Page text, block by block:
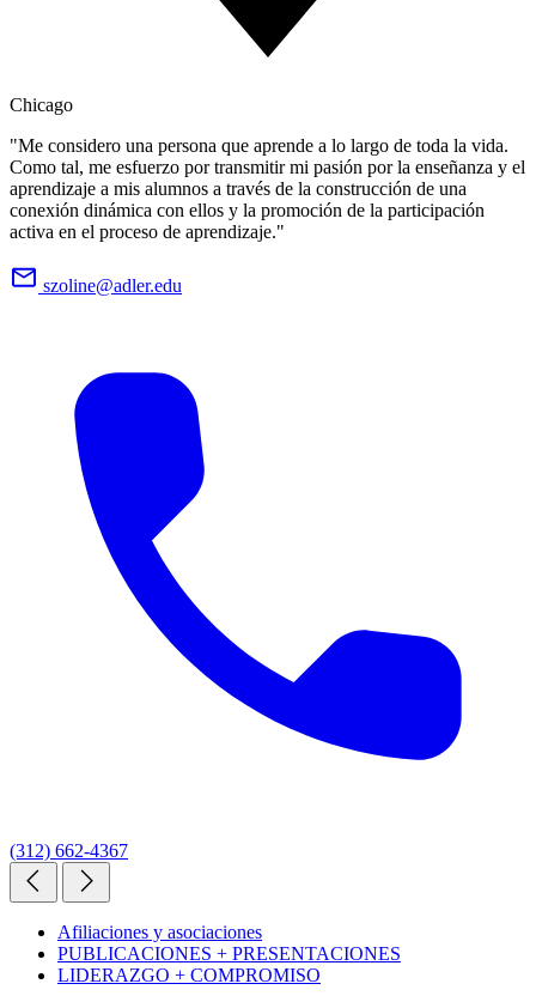
Chicago
"Me considero una persona que aprende a lo largo de toda la vida.
Como tal, me esfuerzo por transmitir mi pasión por la enseñanza y el
aprendizaje a mis alumnos a través de la construcción de una
conexión dinámica con ellos y la promoción de la participación
activa en el proceso de aprendizaje."
szoline@adler.edu
(312) 662-4367
Afiliaciones y asociaciones
PUBLICACIONES + PRESENTACIONES
LIDERAZGO + COMPROMISO